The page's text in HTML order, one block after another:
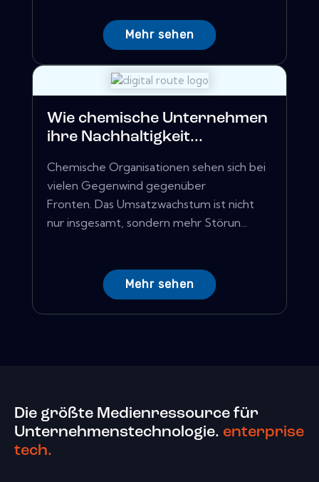
Mehr sehen
Wie chemische Unternehmen
ihre Nachhaltigkeit...
Chemische Organisationen sehen sich bei
vielen Gegenwind gegenüber
Fronten. Das Umsatzwachstum ist nicht
nur insgesamt, sondern mehr Störun...
Mehr sehen
Die größte Medienressource für
Unternehmenstechnologie. enterprise
tech.